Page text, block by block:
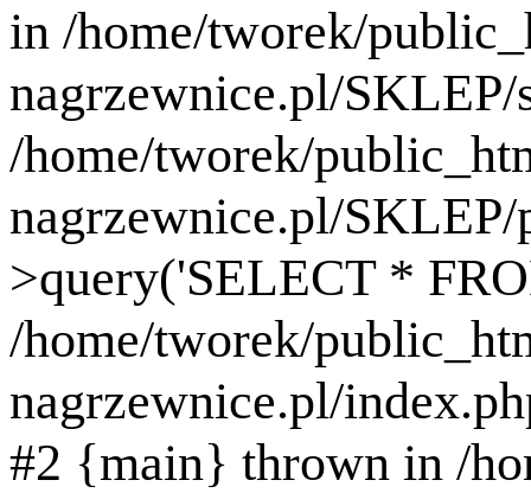
in /home/tworek/
nagrzewnice.pl/
/home/tworek/
nagrzewnice.pl/
>query('SELECT *
/home/tworek/
nagrzewnice.pl/
#2 {main} thrown in /